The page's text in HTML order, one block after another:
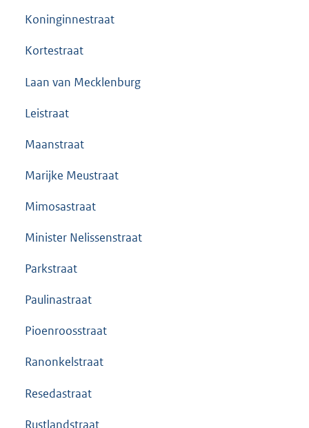
Koninginnestraat
Kortestraat
Laan van Mecklenburg
Leistraat
Maanstraat
Marijke Meustraat
Mimosastraat
Minister Nelissenstraat
Parkstraat
Paulinastraat
Pioenroosstraat
Ranonkelstraat
Resedastraat
Rustlandstraat